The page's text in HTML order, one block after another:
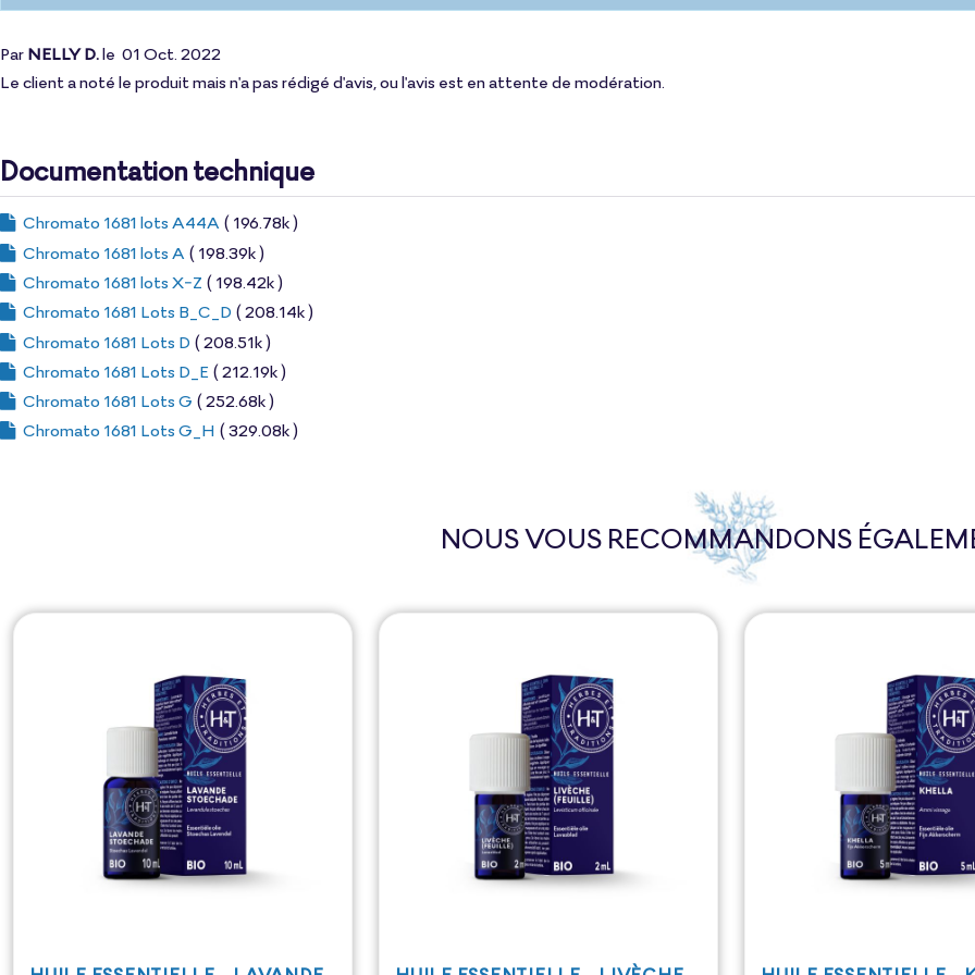
Par NELLY D.le 01 Oct. 2022
Le client a noté le produit mais n'a pas rédigé d'avis, ou l'avis est en attente de modération.
Documentation technique
Chromato 1681 lots A44A ( 196.78k )
Chromato 1681 lots A ( 198.39k )
Chromato 1681 lots X-Z ( 198.42k )
Chromato 1681 Lots B_C_D ( 208.14k )
Chromato 1681 Lots D ( 208.51k )
Chromato 1681 Lots D_E ( 212.19k )
Chromato 1681 Lots G ( 252.68k )
Chromato 1681 Lots G_H ( 329.08k )
NOUS VOUS RECOMMANDONS